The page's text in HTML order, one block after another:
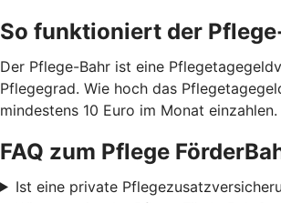
So funktioniert der
Der Pflege-Bahr ist eine
Pflegegrad. Wie hoch das
mindestens 10 Euro im Monat
FAQ zum Pflege
Ist eine private